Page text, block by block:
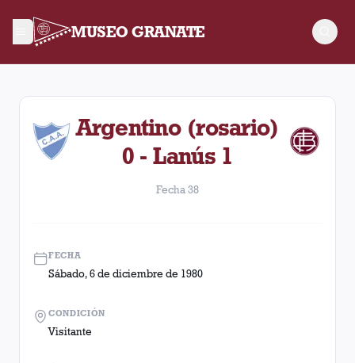
MUSEO GRANATE
Fecha 38. Partido entre Lanús y Argentino (rosario)
Argentino (rosario)
0 - Lanús 1
Fecha 38
FECHA
Sábado, 6 de diciembre de 1980
CONDICIÓN
Visitante